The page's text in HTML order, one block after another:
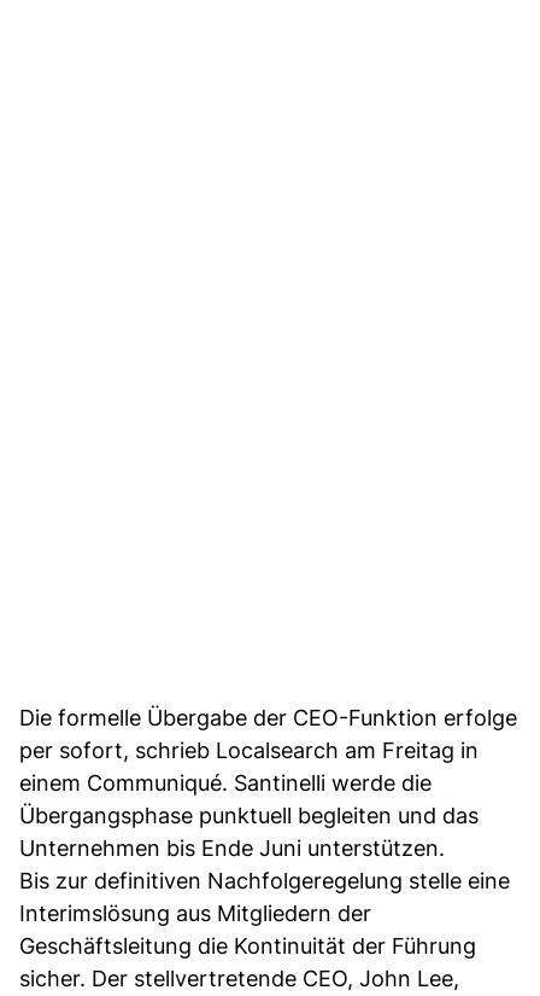
Die formelle Übergabe der CEO-Funktion erfolge
per sofort, schrieb Localsearch am Freitag in
einem Communiqué. Santinelli werde die
Übergangsphase punktuell begleiten und das
Unternehmen bis Ende Juni unterstützen.
Bis zur definitiven Nachfolgeregelung stelle eine
Interimslösung aus Mitgliedern der
Geschäftsleitung die Kontinuität der Führung
sicher. Der stellvertretende CEO, John Lee,